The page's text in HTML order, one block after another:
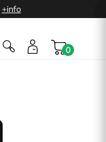
+info
0